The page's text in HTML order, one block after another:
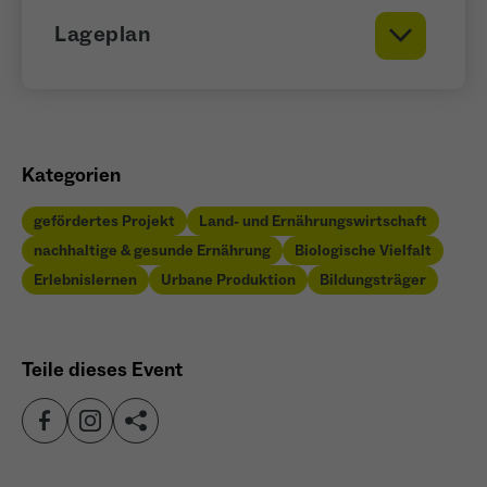
Laufzeit 4 Monate
- Wird von Google Ads / Google Tag Manager
verwendet - Dient der Conversion-Erfassung
Lageplan
Kategorien
gefördertes Projekt
Land- und Ernährungswirtschaft
nachhaltige & gesunde Ernährung
Biologische Vielfalt
Erlebnislernen
Urbane Produktion Bildungsträger
Teile dieses Event